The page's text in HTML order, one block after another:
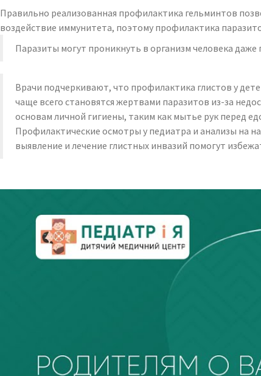
Правильно реализованная профилактика гельминтов
воздействие иммунитета, поэтому профилактика
Паразиты могут проникнуть в организм человека
Врачи подчеркивают, что профилактика глистов у
чаще всего становятся жертвами паразитов из-за
основам личной гигиены, таким как мытье рук перед
Профилактические осмотры у педиатра и анализы на
выявление и лечение глистных инвазий помогут